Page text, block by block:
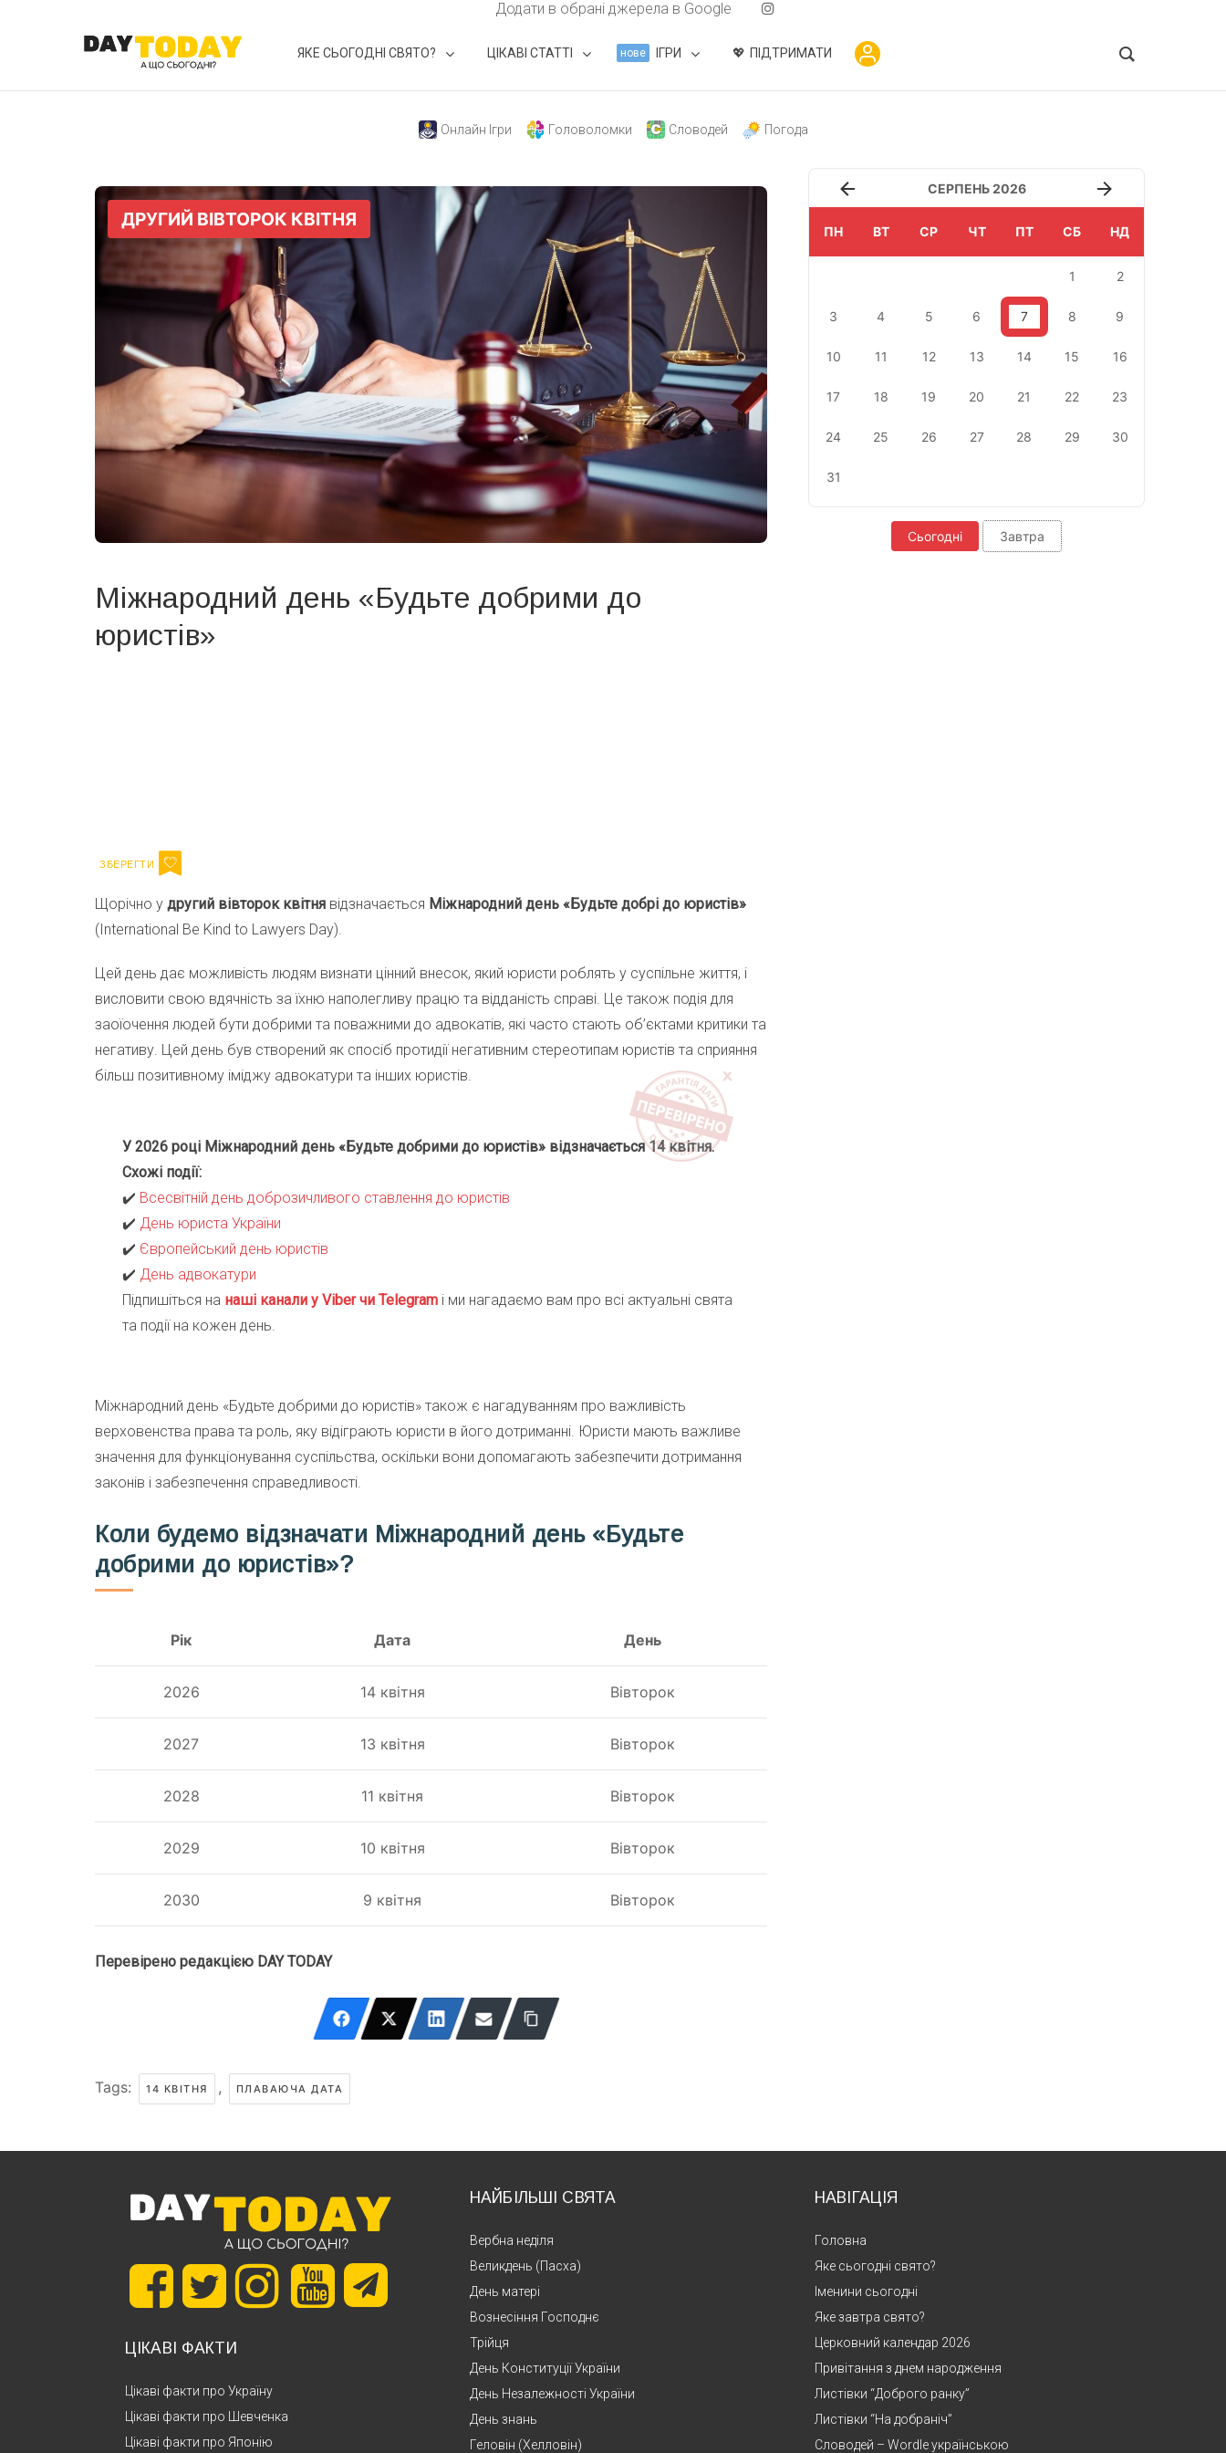
Додати в обрані джерела в Google
ЯКЕ СЬОГОДНІ СВЯТО? ЦІКАВІ СТАТТІ нове ІГРИ ПІДТРИМАТИ
Онлайн Ігри Головоломки Словодей Погода
Міжнародний день «Будьте добрими до
юристів»
Щорічно у другий вівторок квітня відзначається Міжнародний день «Будьте добрі до юристів»
(International Be Kind to Lawyers Day).
Цей день дає можливість людям визнати цінний внесок, який юристи роблять у суспільне життя, і
висловити свою вдячність за їхню наполегливу працю та відданість справі. Це також подія для
заоїочення людей бути добрими та поважними до адвокатів, які часто стають об’єктами критики та
негативу. Цей день був створений як спосіб протидії негативним стереотипам юристів та сприяння
більш позитивному іміджу адвокатури та інших юристів.
У 2026 році Міжнародний день «Будьте добрими до юристів» відзначається 14 квітня.
Схожі події:
✔️ Всесвітній день доброзичливого ставлення до юристів
✔️ День юриста України
✔️ Європейський день юристів
✔️ День адвокатури
Підпишіться на наші канали у Viber чи Telegram і ми нагадаємо вам про всі актуальні свята
та події на кожен день.
Міжнародний день «Будьте добрими до юристів» також є нагадуванням про важливість
верховенства права та роль, яку відіграють юристи в його дотриманні. Юристи мають важливе
значення для функціонування суспільства, оскільки вони допомагають забезпечити дотримання
законів і забезпечення справедливості.
Коли будемо відзначати Міжнародний день «Будьте
добрими до юристів»?
Рік Дата День
2026 14 квітня Вівторок
2027 13 квітня Вівторок
2028 11 квітня Вівторок
2029 10 квітня Вівторок
2030 9 квітня Вівторок
Перевірено редакцією DAY TODAY
Tags: 14 КВІТНЯ , ПЛАВАЮЧА ДАТА
СЕРПЕНЬ 2026
ПН ВТ СР ЧТ ПТ СБ НД
1 2
3 4 5 6 7 8 9
10 11 12 13 14 15 16
17 18 19 20 21 22 23
24 25 26 27 28 29 30
31
Сьогодні Завтра
ЦІКАВІ ФАКТИ
Цікаві факти про Україну
Цікаві факти про Шевченка
Цікаві факти про Японію
НАЙБІЛЬШІ СВЯТА
Вербна неділя
Великдень (Пасха)
День матері
Вознесіння Господнє
Трійця
День Конституції України
День Незалежності України
День знань
Геловін (Хелловін)
НАВІГАЦІЯ
Головна
Яке сьогодні свято?
Іменини сьогодні
Яке завтра свято?
Церковний календар 2026
Привітання з днем народження
Листівки “Доброго ранку”
Листівки “На добраніч”
Словодей – Wordle українською